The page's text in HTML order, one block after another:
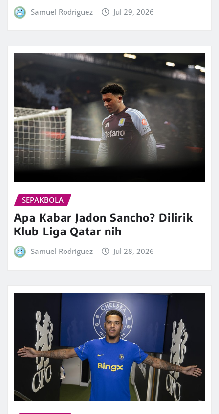
Samuel Rodriguez Jul 29, 2026
SEPAKBOLA
Apa Kabar Jadon Sancho? Dilirik
Klub Liga Qatar nih
Samuel Rodriguez Jul 28, 2026